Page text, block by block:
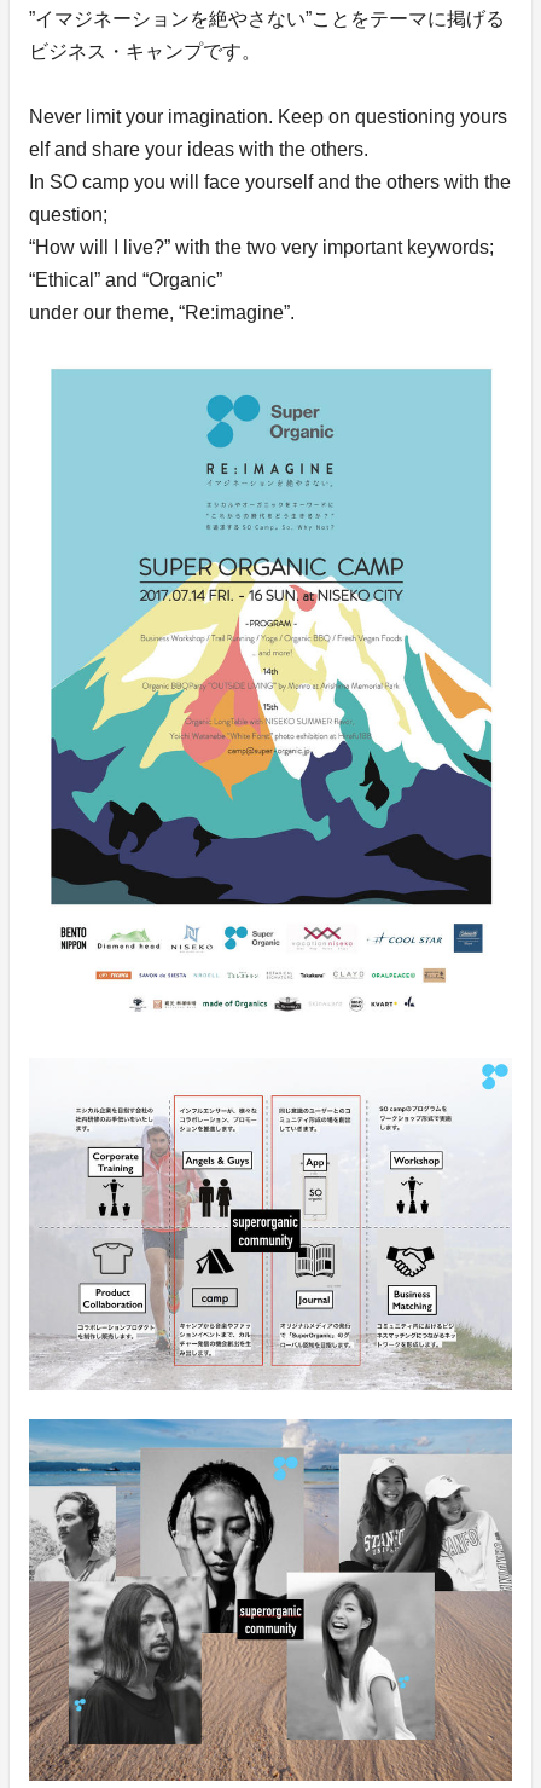
”イマジネーションを絶やさない”ことをテーマに掲げる
ビジネス・キャンプです。
Never limit your imagination. Keep on questioning yours
elf and share your ideas with the others.
In SO camp you will face yourself and the others with the
question;
“How will I live?” with the two very important keywords;
“Ethical” and “Organic”
under our theme, “Re:imagine”.